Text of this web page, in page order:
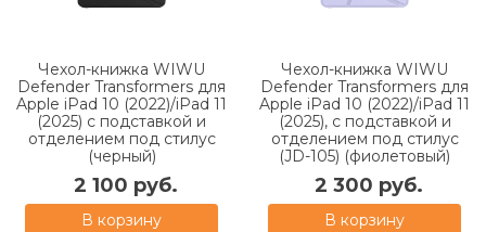
Чехол-книжка WIWU
Defender Transformers для
Apple iPad 10 (2022)/iPad 11
(2025) с подставкой и
отделением под стилус
(черный)
2 100 руб.
В корзину
Чехол-книжка WIWU
Defender Transformers для
Apple iPad 10 (2022)/iPad 11
(2025), с подставкой и
отделением под стилус
(JD-105) (фиолетовый)
2 300 руб.
В корзину